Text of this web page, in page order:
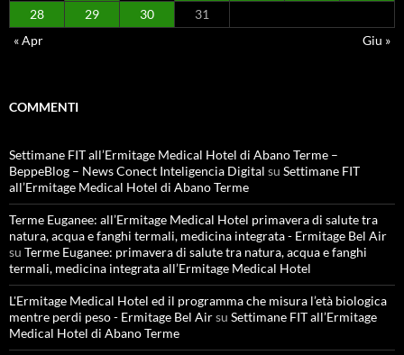
28
29 30
31
« Apr
Giu »
COMMENTI
Settimane FIT all’Ermitage Medical Hotel di Abano Terme –
BeppeBlog – News Conect Inteligencia Digital su Settimane FIT
all’Ermitage Medical Hotel di Abano Terme
Terme Euganee: all’Ermitage Medical Hotel primavera di salute tra
natura, acqua e fanghi termali, medicina integrata - Ermitage Bel Air
su Terme Euganee: primavera di salute tra natura, acqua e fanghi
termali, medicina integrata all’Ermitage Medical Hotel
L'Ermitage Medical Hotel ed il programma che misura l’età biologica
mentre perdi peso - Ermitage Bel Airsu Settimane FIT all’Ermitage
Medical Hotel di Abano Terme